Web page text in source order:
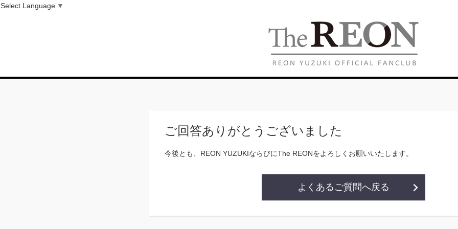
ご回答ありがとうございました
今後とも、REON YUZUKIならびにThe REONをよろしくお願いいたします。
よくあるご質問へ戻る
Select Language ▼